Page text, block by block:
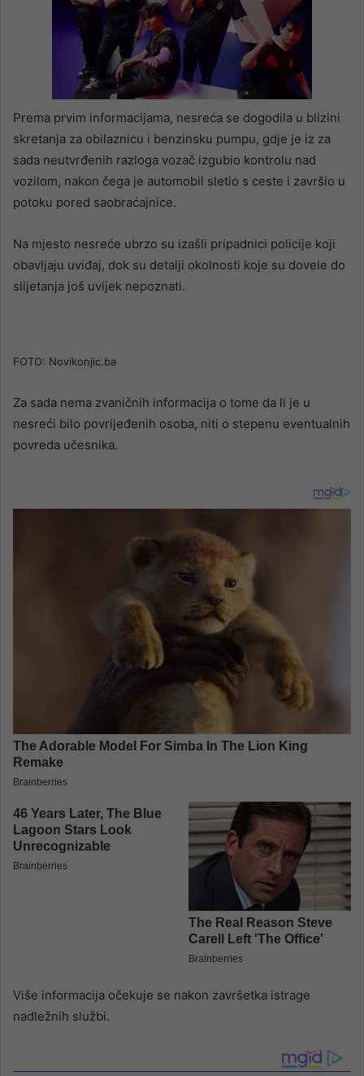
Prema prvim informacijama, nesreća se dogodila u blizini
skretanja za obilaznicu i benzinsku pumpu, gdje je iz za
sada neutvrđenih razloga vozač izgubio kontrolu nad
vozilom, nakon čega je automobil sletio s ceste i završio u
potoku pored saobraćajnice.
Na mjesto nesreće ubrzo su izašli pripadnici policije koji
obavljaju uviđaj, dok su detalji okolnosti koje su dovele do
slijetanja još uvijek nepoznati.
FOTO: Novikonjic.ba
Za sada nema zvaničnih informacija o tome da li je u
nesreći bilo povrijeđenih osoba, niti o stepenu eventualnih
povreda učesnika.
Više informacija očekuje se nakon završetka istrage
nadležnih službi.